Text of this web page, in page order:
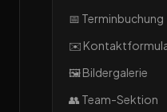
📅 Terminbuchung
✉️
🖼️ Bildergalerie
👥 Team-Sektion